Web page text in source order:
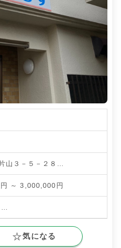
山３－５－２８…
～ 3,000,000円
気になる